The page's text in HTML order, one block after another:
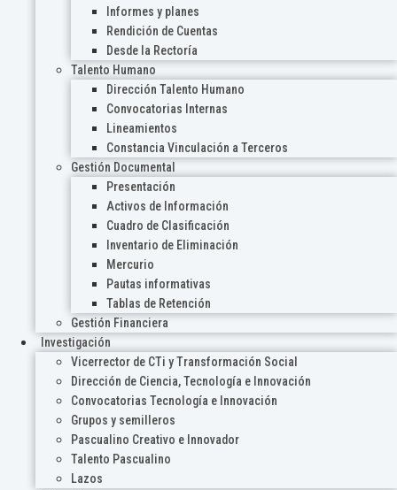
Informes y planes
Rendición de Cuentas
Desde la Rectoría
Talento Humano
Dirección Talento Humano
Convocatorias Internas
Lineamientos
Constancia Vinculación a Terceros
Gestión Documental
Presentación
Activos de Información
Cuadro de Clasificación
Inventario de Eliminación
Mercurio
Pautas informativas
Tablas de Retención
Gestión Financiera
Investigación
Vicerrector de CTi y Transformación Social
Dirección de Ciencia, Tecnología e Innovación
Convocatorias Tecnología e Innovación
Grupos y semilleros
Pascualino Creativo e Innovador
Talento Pascualino
Lazos